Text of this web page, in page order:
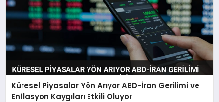
Küresel Piyasalar Yön Arıyor ABD-İran Gerilimi ve
Enflasyon Kaygıları Etkili Oluyor